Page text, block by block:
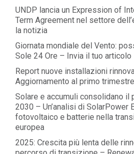
UNDP lancia un Expression of
Term Agreement nel settore
la notizia
Giornata mondiale del Vento:
Sole 24 Ore – Invia il tuo articolo
Report nuove installazioni
Aggiornamento al primo
Solare e accumuli consolidano il
2030 – Un’analisi di SolarPower
fotovoltaico e batterie nella
europea
2025: Crescita più lenta delle